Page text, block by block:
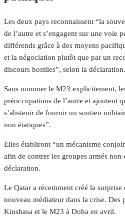
Les deux pays reconnaissent “la
de l’autre et s’engagent sur une voie
différends grâce à des moyens
et la négociation plutôt que par un
discours hostiles”, selon la déclaration.
Sans nommer le M23 explicitement,
préoccupations de l’autre et ajoutent
s’abstenir de fournir un soutien
non étatiques”.
Elles établiront “un mécanisme
afin de contrer les groupes armés
déclaration.
Le Qatar a récemment créé la surprise
nouveau médiateur dans la crise. Des
Kinshasa et le M23 à Doha en avril.